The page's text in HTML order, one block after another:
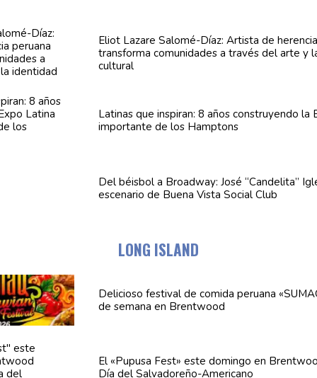
Eliot Lazare Salomé-Díaz: Artista de
transforma comunidades a través del arte y
cultural
Latinas que inspiran: 8 años construyendo la
importante de los Hamptons
Del béisbol a Broadway: José “Candelita”
escenario de Buena Vista Social Club
LONG ISLAND
Delicioso festival de comida peruana
de semana en Brentwood
El «Pupusa Fest» este domingo en
Día del Salvadoreño-Americano